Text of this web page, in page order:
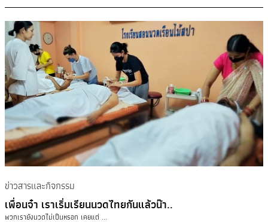
ข่าวสารและกิจกรรม
เพื่อนจ๋า เราเริ่มเรียนนวดไทยกันแล้วน๊า..
พวกเรายังนวดไม่เป็นหรอก เคยแต่ ...